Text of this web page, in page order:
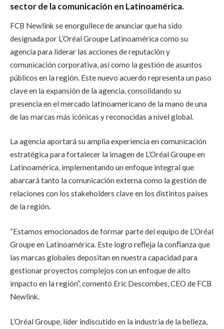
sector de la comunicación en Latinoamérica.
FCB Newlink se enorgullece de anunciar que ha sido
designada por L’Oréal Groupe Latinoamérica como su
agencia para liderar las acciones de reputación y
comunicación corporativa, así como la gestión de asuntos
públicos en la región. Este nuevo acuerdo representa un paso
clave en la expansión de la agencia, consolidando su
presencia en el mercado latinoamericano de la mano de una
de las marcas más icónicas y reconocidas a nivel global.
La agencia aportará su amplia experiencia en comunicación
estratégica para fortalecer la imagen de L’Oréal Groupe en
Latinoamérica, implementando un enfoque integral que
abarcará tanto la comunicación externa como la gestión de
relaciones con los stakeholders clave en los distintos países
de la región.
“Estamos emocionados de formar parte del equipo de L’Oréal
Groupe en Latinoamérica. Este logro reﬂeja la conﬁanza que
las marcas globales depositan en nuestra capacidad para
gestionar proyectos complejos con un enfoque de alto
impacto en la región”, comentó Eric Descombes, CEO de FCB
Newlink.
L’Oréal Groupe, líder indiscutido en la industria de la belleza,